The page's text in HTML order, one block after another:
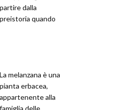
partire dalla
preistoria quando
La melanzana è una
pianta erbacea,
appartenente alla
famiglia delle